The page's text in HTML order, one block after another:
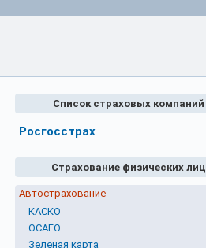
Список страховых компаний
Росгосстрах
Страхование физических лиц
Автострахование
КАСКО
ОСАГО
Зеленая карта